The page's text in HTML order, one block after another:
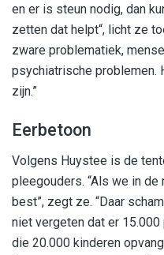
en er is steun nodig, dan
zetten dat helpt“, licht ze
zware problematiek,
psychiatrische problemen.
zijn.”
Eerbetoon
Volgens Huystee is de
pleegouders. “Als we in
best”, zegt ze. “Daar
niet vergeten dat er
die 20.000 kinderen